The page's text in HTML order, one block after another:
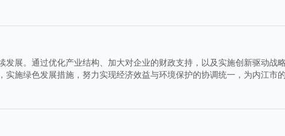
展。通过优化产业结构、加大对企业的财政支持，以及实施创新驱动战
施绿色发展措施，努力实现经济效益与环境保护的协调统一，为内江市